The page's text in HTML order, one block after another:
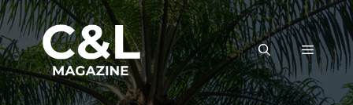
Aller
au
contenu
MENU